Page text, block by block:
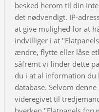
besked herom til din
det nødvendigt. IP-
at give mulighed for at
indvilliger i at
ændre, flytte eller låse
såfremt vi finder dette
du i at al information du
database. Selvom
videregivet til